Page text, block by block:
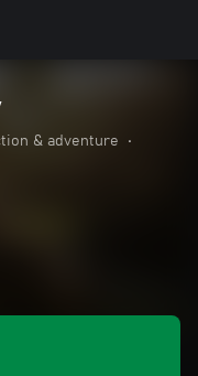
& adventure
•